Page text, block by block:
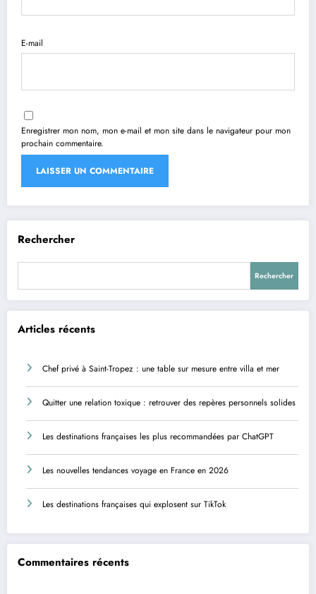
E-mail
Enregistrer mon nom, mon e-mail et mon site dans le navigateur pour mon
prochain commentaire.
Rechercher
Rechercher
Articles récents
Chef privé à Saint-Tropez : une table sur mesure entre villa et mer
Quitter une relation toxique : retrouver des repères personnels solides
Les destinations françaises les plus recommandées par ChatGPT
Les nouvelles tendances voyage en France en 2026
Les destinations françaises qui explosent sur TikTok
Commentaires récents